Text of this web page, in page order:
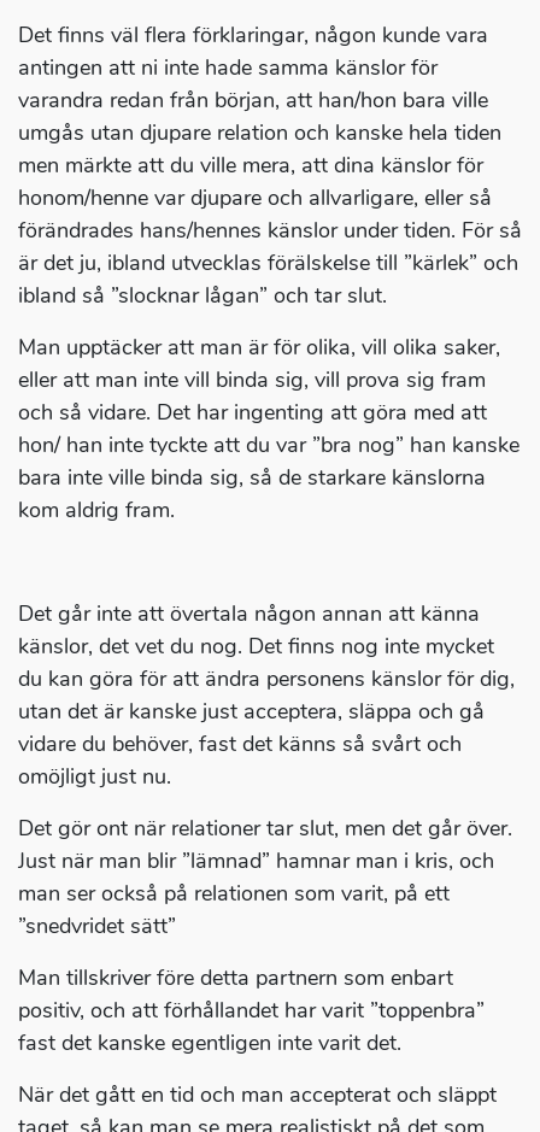
Det finns väl flera förklaringar, någon kunde vara
antingen att ni inte hade samma känslor för
varandra redan från början, att han/hon bara ville
umgås utan djupare relation och kanske hela tiden
men märkte att du ville mera, att dina känslor för
honom/henne var djupare och allvarligare, eller så
förändrades hans/hennes känslor under tiden. För så
är det ju, ibland utvecklas förälskelse till ”kärlek” och
ibland så ”slocknar lågan” och tar slut.
Man upptäcker att man är för olika, vill olika saker,
eller att man inte vill binda sig, vill prova sig fram
och så vidare. Det har ingenting att göra med att
hon/ han inte tyckte att du var ”bra nog” han kanske
bara inte ville binda sig, så de starkare känslorna
kom aldrig fram.
Det går inte att övertala någon annan att känna
känslor, det vet du nog. Det finns nog inte mycket
du kan göra för att ändra personens känslor för dig,
utan det är kanske just acceptera, släppa och gå
vidare du behöver, fast det känns så svårt och
omöjligt just nu.
Det gör ont när relationer tar slut, men det går över.
Just när man blir ”lämnad” hamnar man i kris, och
man ser också på relationen som varit, på ett
”snedvridet sätt”
Man tillskriver före detta partnern som enbart
positiv, och att förhållandet har varit ”toppenbra”
fast det kanske egentligen inte varit det.
När det gått en tid och man accepterat och släppt